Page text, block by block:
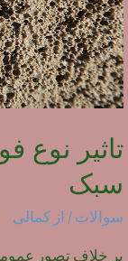
تاثیر نوع
سبک
سوالات / از کمالی
بر خلاف تصور عمومی